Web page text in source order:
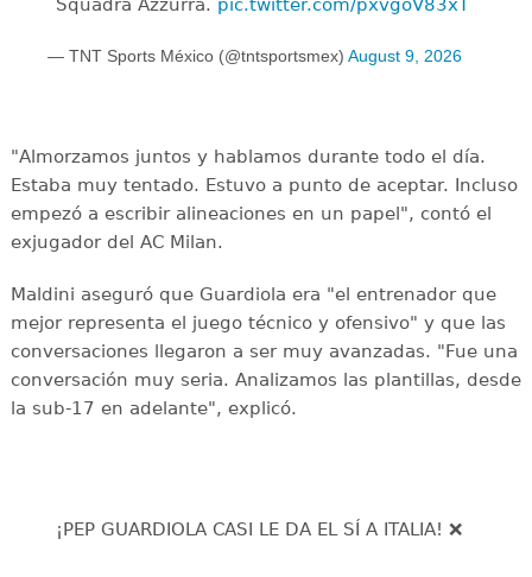
Squadra Azzurra. pic.twitter.com/pxvgoV83xT
— TNT Sports México (@tntsportsmex) August 9, 2026
"Almorzamos juntos y hablamos durante todo el día.
Estaba muy tentado. Estuvo a punto de aceptar. Incluso
empezó a escribir alineaciones en un papel", contó el
exjugador del AC Milan.
Maldini aseguró que Guardiola era "el entrenador que
mejor representa el juego técnico y ofensivo" y que las
conversaciones llegaron a ser muy avanzadas. "Fue una
conversación muy seria. Analizamos las plantillas, desde
la sub-17 en adelante", explicó.
¡PEP GUARDIOLA CASI LE DA EL SÍ A ITALIA! ❌